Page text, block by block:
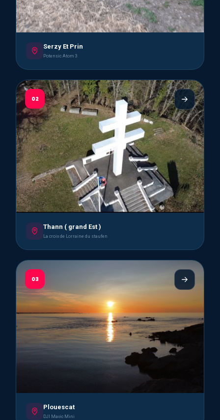
Serzy Et Prin
Potensic Atom 3
02
Thann ( grand Est )
La croix de Lorraine du staufen
03
Plouescat
DJI Mavic Mini